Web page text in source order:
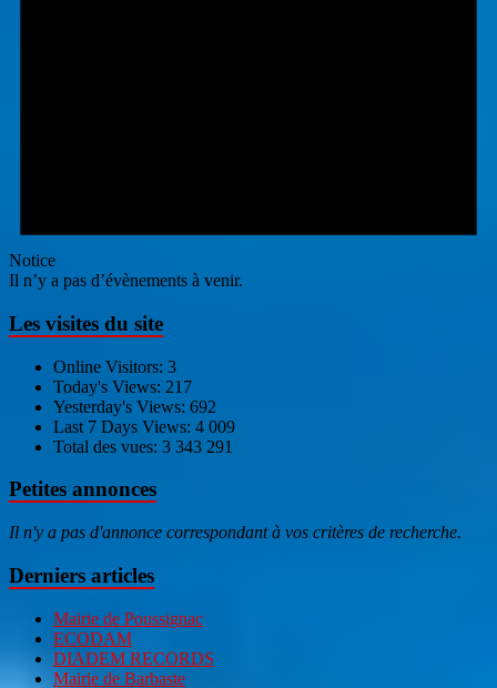
Notice
Il n’y a pas d’évènements à venir.
Les visites du site
Online Visitors: 3
Today's Views: 217
Yesterday's Views: 692
Last 7 Days Views: 4 009
Total des vues: 3 343 291
Petites annonces
Il n'y a pas d'annonce correspondant à vos critères de recherche.
Derniers articles
Mairie de Poussignac
ECODAM
DIADEM RECORDS
Mairie de Barbaste